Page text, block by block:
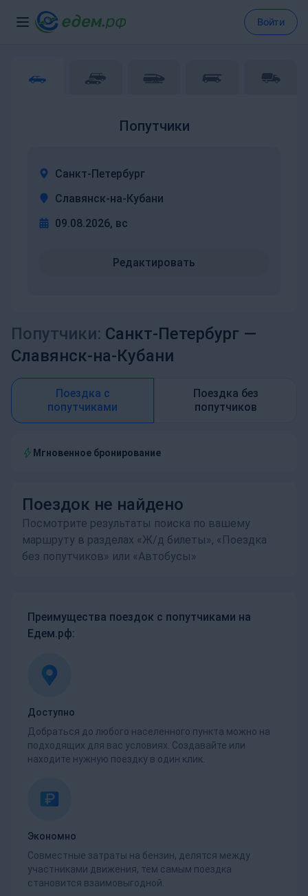
Войти
Попутчики
Санкт-Петербург
Славянск-на-Кубани
09.08.2026, вс
Редактировать
Попутчики: Санкт-Петербург —
Славянск-на-Кубани
Поездка с
попутчиками
Поездка без
попутчиков
Мгновенное бронирование
Поездок не найдено
Посмотрите результаты поиска по вашему
маршруту в разделах «Ж/д билеты», «Поездка
без попутчиков» или «Автобусы»
Преимущества поездок с попутчиками на
Едем.рф:
Доступно
Добраться до любого населенного пункта можно на
подходящих для вас условиях. Создавайте или
находите нужную поездку в один клик.
Экономно
Совместные затраты на бензин, делятся между
участниками движения, тем самым поездка
становится взаимовыгодной.